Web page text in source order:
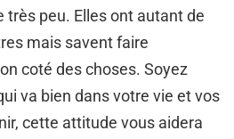
très peu. Elles ont autant de
mais savent faire
coté des choses. Soyez
va bien dans votre vie et vos
cette attitude vous aidera